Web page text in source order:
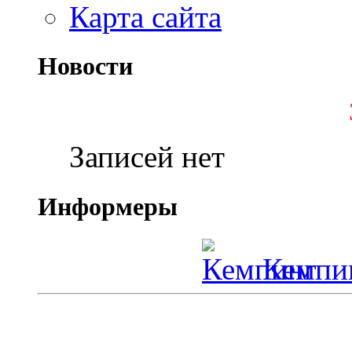
Карта сайта
Новости
Записей нет
Информеры